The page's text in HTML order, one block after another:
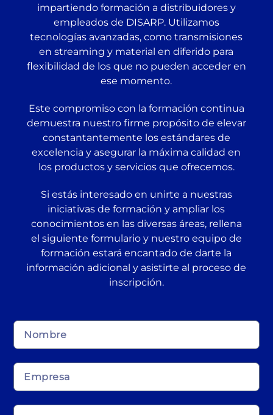
impartiendo formación a distribuidores y
empleados de DISARP. Utilizamos
tecnologías avanzadas, como transmisiones
en streaming y material en diferido para
flexibilidad de los que no pueden acceder en
ese momento.
Este compromiso con la formación continua
demuestra nuestro firme propósito de elevar
constantantemente los estándares de
excelencia y asegurar la máxima calidad en
los productos y servicios que ofrecemos.
Si estás interesado en unirte a nuestras
iniciativas de formación y ampliar los
conocimientos en las diversas áreas, rellena
el siguiente formulario y nuestro equipo de
formación estará encantado de darte la
información adicional y asistirte al proceso de
inscripción.